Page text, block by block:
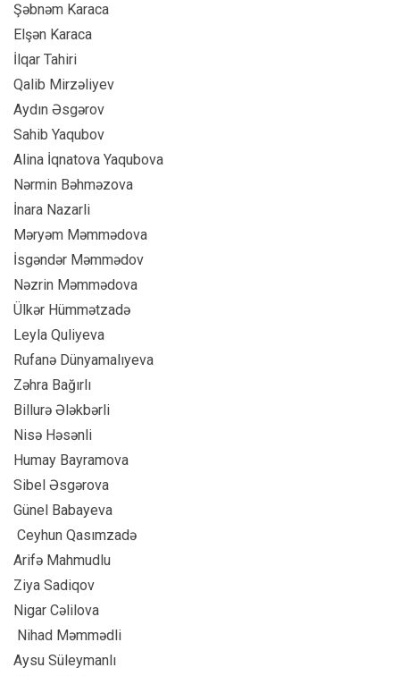
Şəbnəm Karaca
Elşən Karaca
⁠İlqar Tahiri
⁠Qalib Mirzəliyev
Aydın Əsgərov
Sahib Yaqubov
Alina İqnatova Yaqubova
Nərmin Bəhməzova
İnara Nazarli
⁠Məryəm Məmmədova
⁠İsgəndər Məmmədov
⁠Nəzrin Məmmədova
Ülkər Hümmətzadə
⁠Leyla Quliyeva
⁠Rufanə Dünyamalıyeva
⁠Zəhra Bağırlı
⁠Billurə Ələkbərli
⁠Nisə Həsənli
⁠Humay Bayramova
⁠Sibel Əsgərova
⁠Günel Babayeva
⁠ Ceyhun Qasımzadə
⁠Arifə Mahmudlu
⁠Ziya Sadiqov
⁠Nigar Cəlilova
⁠ Nihad Məmmədli
⁠Aysu Süleymanlı